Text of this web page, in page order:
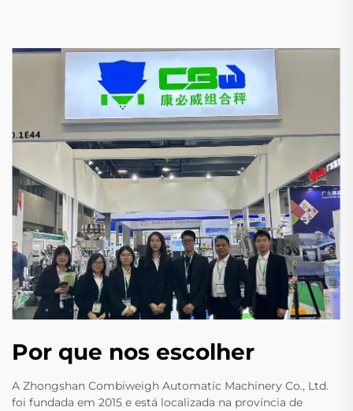
Por que nos escolher
A Zhongshan Combiweigh Automatic Machinery Co., Ltd.
foi fundada em 2015 e está localizada na província de